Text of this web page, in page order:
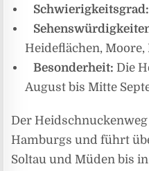
Schwierigkeitsgrad:
Heideflächen,
Besonderheit: Die
August bis Mitte
Der
Hamburgs und führt
Soltau und Müden bis